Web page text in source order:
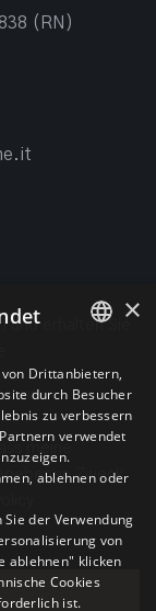
(RN)
und erhalten Sie
meine
Zweck
ITALIAN
ENGLISH
×
Drittanbietern,
durch Besucher
zu verbessern
verwendet
ablehnen oder
der Verwendung
von
ablehnen" klicken
Cookies
ist.